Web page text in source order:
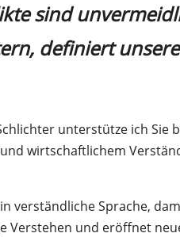
sind
definiert
unterstütze ich
wirtschaftlichem
verständliche Sprache,
Verstehen und eröffnet